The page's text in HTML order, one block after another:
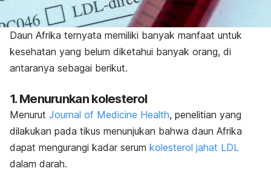
Daun Afrika ternyata memiliki banyak manfaat untuk
kesehatan yang belum diketahui banyak orang, di
antaranya sebagai berikut.
1. Menurunkan kolesterol
Menurut Journal of Medicine Health, penelitian yang
dilakukan pada tikus menunjukan bahwa daun Afrika
dapat mengurangi kadar serum kolesterol jahat LDL
dalam darah.